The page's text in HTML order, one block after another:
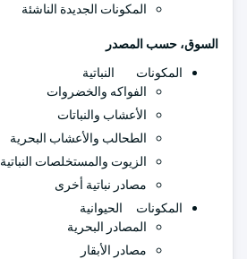
المكونات الجديدة الناشئة
السوق، حسب المصدر
المكونات النباتية
الفواكه والخضروات
الأعشاب والنباتات
الطحالب والأعشاب البحرية
الزيوت والمستخلصات النباتية
مصادر نباتية أخرى
المكونات الحيوانية
المصادر البحرية
مصادر الأبقار